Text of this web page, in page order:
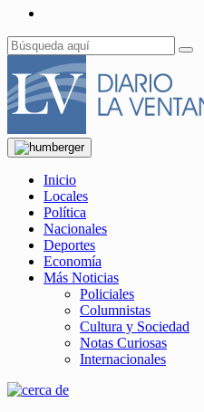
Inicio
Locales
Política
Nacionales
Deportes
Economía
Más Noticias
Policiales
Columnistas
Cultura y Sociedad
Notas Curiosas
Internacionales